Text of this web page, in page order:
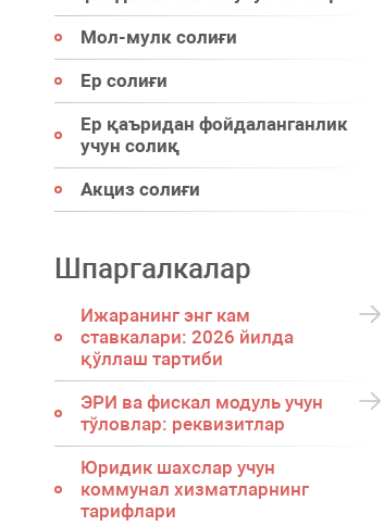
Мол-мулк солиғи
Ер солиғи
Ер қаъридан фойдаланганлик
учун солиқ
Акциз солиғи
Шпаргалкалар
Ижаранинг энг кам
ставкалари: 2026 йилда
қўллаш тартиби
ЭРИ ва фискал модуль учун
тўловлар: реквизитлар
Юридик шахслар учун
коммунал хизматларнинг
тарифлари